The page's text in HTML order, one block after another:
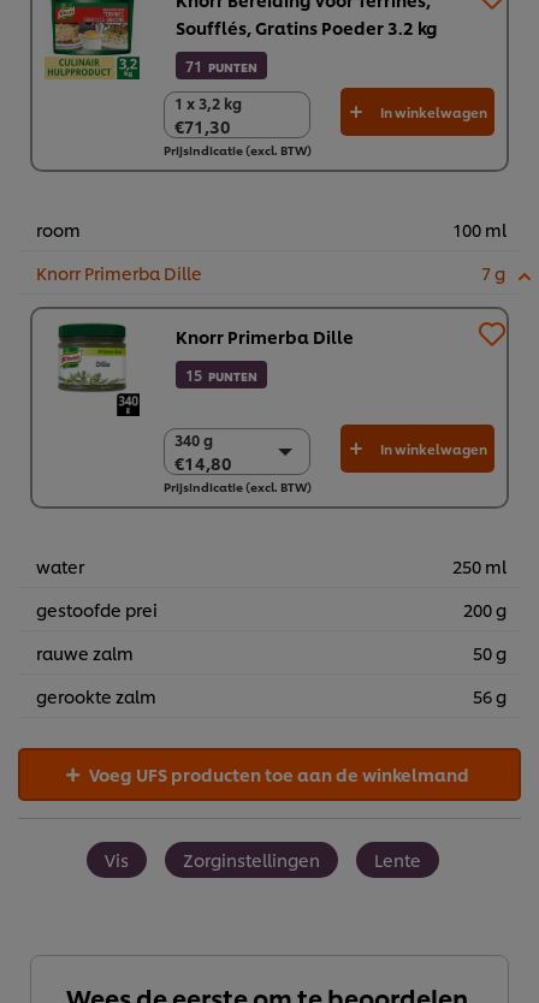
Soufflés, Gratins Poeder 3.2 kg
71 PUNTEN
1 x 3,2 kg
€71,30
1 x 3,2 kg
€71,30
In winkelwagen
Prijsindicatie (excl. BTW)
room
100 ml
Knorr Primerba Dille
7 g
Knorr Primerba Dille
15 PUNTEN
340 g
€14,80
340 g
€14,80
2 x 340 g
In winkelwagen
Prijsindicatie (excl. BTW)
water
250 ml
gestoofde prei
200 g
rauwe zalm
50 g
gerookte zalm
56 g
Voeg UFS producten toe aan de winkelmand
Vis Zorginstellingen Lente